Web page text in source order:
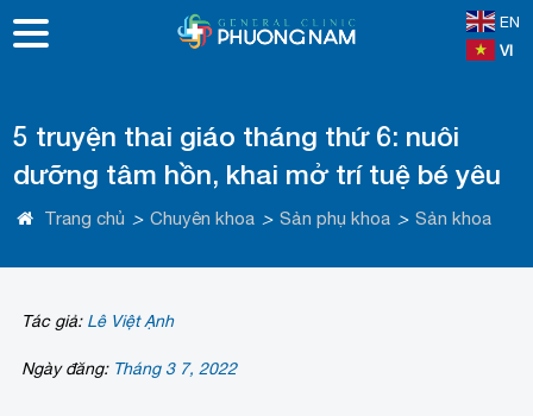
EN
VI
5 truyện thai giáo tháng thứ 6: nuôi
dưỡng tâm hồn, khai mở trí tuệ bé yêu
Trang chủ > Chuyên khoa > Sản phụ khoa > Sản khoa
Tác giả: Lê Việt Ạnh
Ngày đăng: Tháng 3 7, 2022